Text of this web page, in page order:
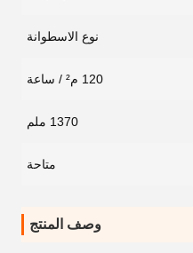
نوع الاسطوانة
120 م² / ساعة
1370 ملم
متاحة
وصف المنتج